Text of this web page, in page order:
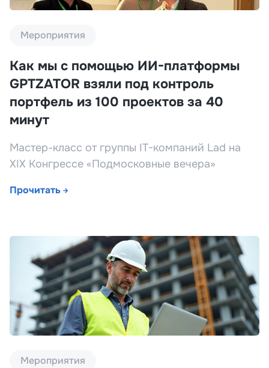
Мероприятия
Как мы с помощью ИИ-платформы
GPTZATOR взяли под контроль
портфель из 100 проектов за 40
минут
Мастер-класс от группы IT-компаний Lad на
XIX Конгрессе «Подмосковные вечера»
Прочитать
Мероприятия